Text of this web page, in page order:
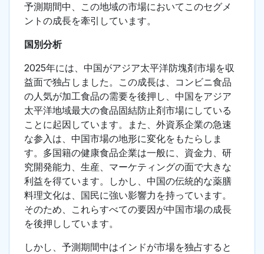
予測期間中、この地域の市場においてこのセグメ
ントの成長を牽引しています。
国別分析
2025年には、中国がアジア太平洋防塊剤市場を収
益面で独占しました。この成長は、コンビニ食品
の人気が加工食品の需要を後押し、中国をアジア
太平洋地域最大の食品固結防止剤市場にしている
ことに起因しています。また、外資系企業の急速
な参入は、中国市場の地形に変化をもたらしま
す。多国籍の健康食品企業は一般に、資金力、研
究開発能力、生産、マーケティングの面で大きな
利益を得ています。しかし、中国の伝統的な薬膳
料理文化は、国民に強い影響力を持っています。
そのため、これらすべての要因が中国市場の成長
を後押ししています。
しかし、予測期間中はインドが市場を独占すると